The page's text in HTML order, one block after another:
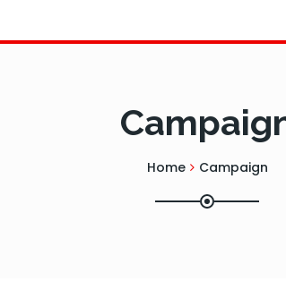
Home Campaign